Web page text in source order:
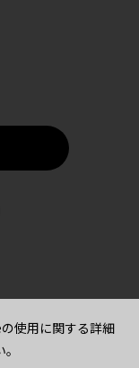
使用に関する詳細